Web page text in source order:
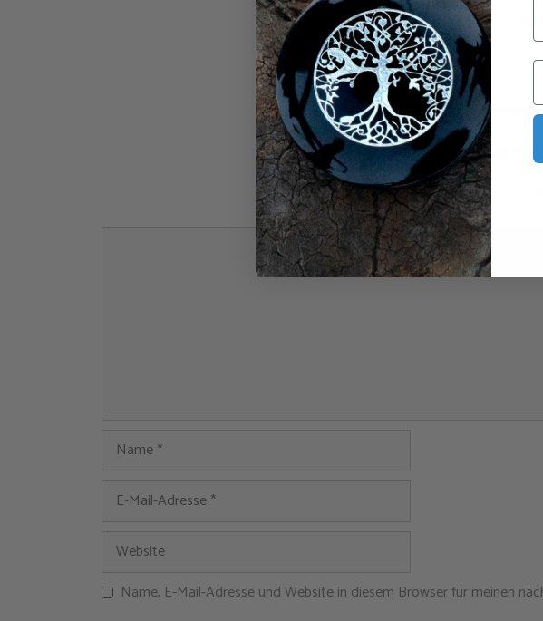
Noch keine
Zeigt
Name, E-Mail-Adresse und Website in diesem Browser für meinen